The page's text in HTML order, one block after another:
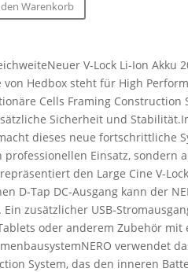
Warenkorb
V-Lock Li-Ion Akku
von Hedbox steht für High
Cells Framing Construction
Sicherheit und
dieses neue fortschrittliche
Einsatz, sondern
den Large Cine V-
D-Tap DC-Ausgang kann der
Ein zusätzlicher USB-
oder anderem Zubehör mit
verwendet
System, das den inneren